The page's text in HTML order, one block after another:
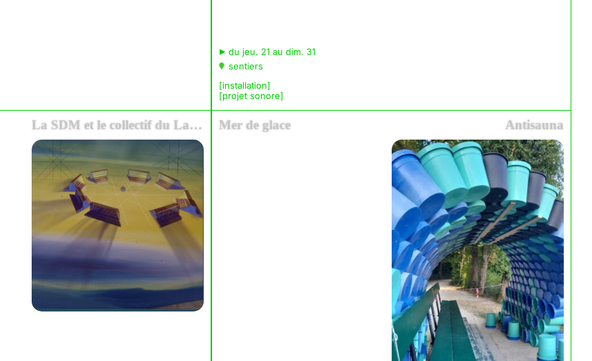
La SDM et le collectif du Labo
ratoire Atmosphérique #3
▸ du jeu. 21 au dim. 31
sentiers
[installation]
[projet sonore]
Mer de glace Antisauna